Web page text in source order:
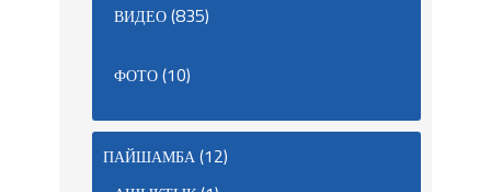
ВИДЕО(835)
ФОТО(10)
ПАЙШАМБА(12)